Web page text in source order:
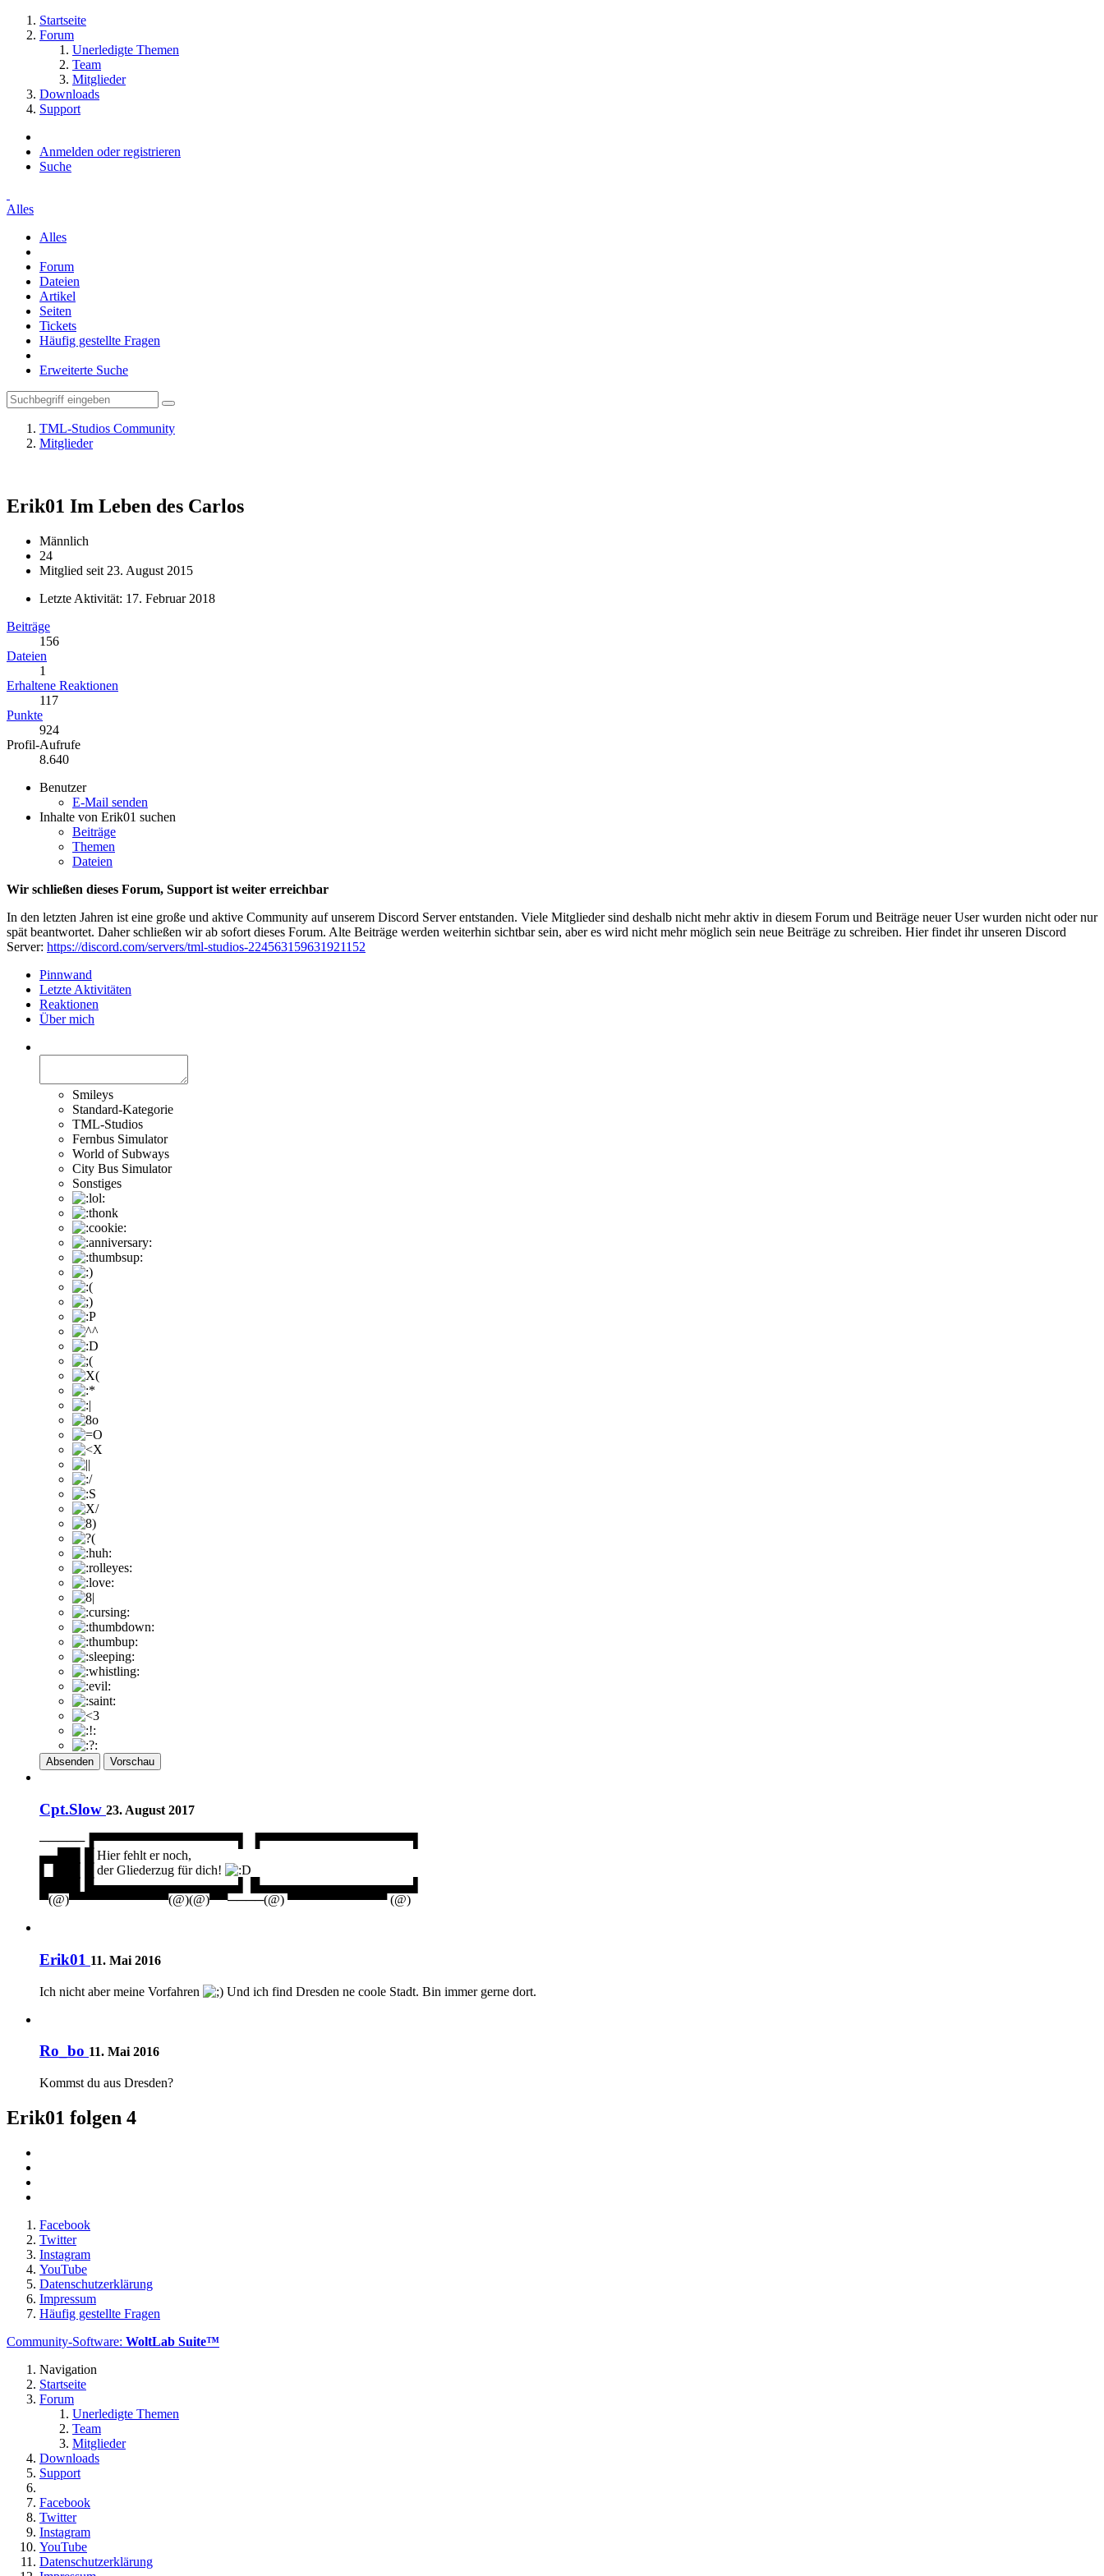
Startseite
Forum
Unerledigte Themen
Team
Mitglieder
Downloads
Support
Anmelden oder registrieren
Suche
Alles
Alles
Forum
Dateien
Artikel
Seiten
Tickets
Häufig gestellte Fragen
Erweiterte Suche
TML-Studios Community
Mitglieder
Erik01 Im Leben des Carlos
Männlich
24
Mitglied seit 23. August 2015
Letzte Aktivität: 17. Februar 2018
Beiträge
156
Dateien
1
Erhaltene Reaktionen
117
Punkte
924
Profil-Aufrufe
8.640
Benutzer
E-Mail senden
Inhalte von Erik01 suchen
Beiträge
Themen
Dateien
Wir schließen dieses Forum, Support ist weiter erreichbar
In den letzten Jahren ist eine große und aktive Community auf unserem Discord Server entstanden. Viele Mitglieder sind deshalb nicht mehr aktiv in diesem Forum und Beiträge neuer User wurden nicht oder nur
spät beantwortet. Daher schließen wir ab sofort dieses Forum. Alte Beiträge werden weiterhin sichtbar sein, aber es wird nicht mehr möglich sein neue Beiträge zu schreiben. Hier findet ihr unseren Discord
Server: https://discord.com/servers/tml-studios-224563159631921152
Pinnwand
Letzte Aktivitäten
Reaktionen
Über mich
Smileys
Standard-Kategorie
TML-Studios
Fernbus Simulator
World of Subways
City Bus Simulator
Sonstiges
Absenden Vorschau
Cpt.Slow 23. August 2017
─────▐▀▀▀▀▀▀▀▀▀▀▀▀▀▀▀▀▌ ▐▀▀▀▀▀▀▀▀▀▀▀▀▀▀▀▀▀▌
▄▄██▌█ Hier fehlt er noch,
▌▐██▌█ der Gliederzug für dich!
████▌█▄▄▄▄▄▄▄▄▄▄▄▄▄▄▄▄▌ █▄▄▄▄▄▄▄▄▄▄▄▄▄▄▄▄▄▌
▀(@)▀▀▀▀▀▀▀▀▀▀▀(@)(@)▀▀────(@) ▀▀▀▀▀▀▀▀▀▀▀ (@)
Erik01 11. Mai 2016
Ich nicht aber meine Vorfahren Und ich find Dresden ne coole Stadt. Bin immer gerne dort.
Ro_bo 11. Mai 2016
Kommst du aus Dresden?
Erik01 folgen 4
Facebook
Twitter
Instagram
YouTube
Datenschutzerklärung
Impressum
Häufig gestellte Fragen
Community-Software: WoltLab Suite™
Navigation
Startseite
Forum
Unerledigte Themen
Team
Mitglieder
Downloads
Support
Facebook
Twitter
Instagram
YouTube
Datenschutzerklärung